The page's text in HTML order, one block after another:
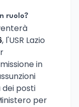
ruolo?
, l'USR Lazio
in
posti
per